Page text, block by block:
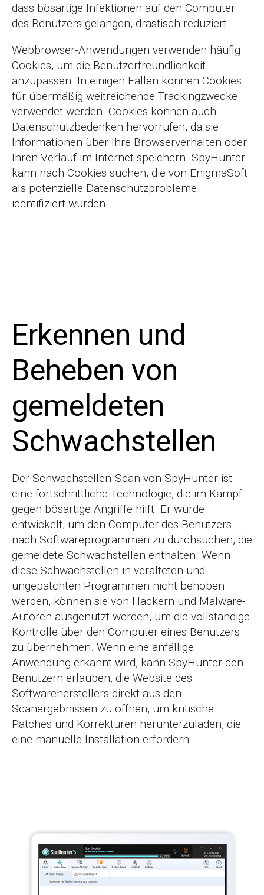
dass bösartige Infektionen auf den Computer
des Benutzers gelangen, drastisch reduziert.
Webbrowser-Anwendungen verwenden häufig
Cookies, um die Benutzerfreundlichkeit
anzupassen. In einigen Fällen können Cookies
für übermäßig weitreichende Trackingzwecke
verwendet werden. Cookies können auch
Datenschutzbedenken hervorrufen, da sie
Informationen über Ihre Browserverhalten oder
Ihren Verlauf im Internet speichern. SpyHunter
kann nach Cookies suchen, die von EnigmaSoft
als potenzielle Datenschutzprobleme
identifiziert wurden.
Erkennen und
Beheben von
gemeldeten
Schwachstellen
Der Schwachstellen-Scan von SpyHunter ist
eine fortschrittliche Technologie, die im Kampf
gegen bösartige Angriffe hilft. Er wurde
entwickelt, um den Computer des Benutzers
nach Softwareprogrammen zu durchsuchen, die
gemeldete Schwachstellen enthalten. Wenn
diese Schwachstellen in veralteten und
ungepatchten Programmen nicht behoben
werden, können sie von Hackern und Malware-
Autoren ausgenutzt werden, um die vollständige
Kontrolle über den Computer eines Benutzers
zu übernehmen. Wenn eine anfällige
Anwendung erkannt wird, kann SpyHunter den
Benutzern erlauben, die Website des
Softwareherstellers direkt aus den
Scanergebnissen zu öffnen, um kritische
Patches und Korrekturen herunterzuladen, die
eine manuelle Installation erfordern.